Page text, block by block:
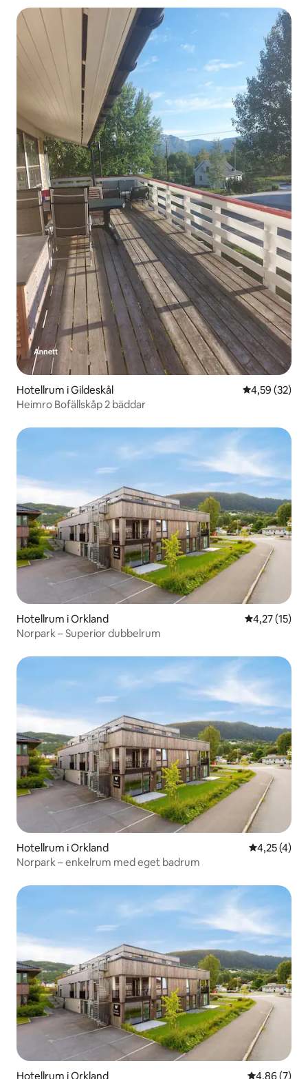
Hotellrum i Gildeskål 4,59 av 5 i
4,59 (32)
Heimro Bofällskåp 2 bäddar
Hotellrum i Orkland 4,27 av 5 i
4,27 (15)
Norpark – Superior dubbelrum
Hotellrum i Orkland 4,25 av 5 i
4,25 (4)
Norpark – enkelrum med eget badrum
Hotellrum i Orkland 4,86 av 5 i
4,86 (7)